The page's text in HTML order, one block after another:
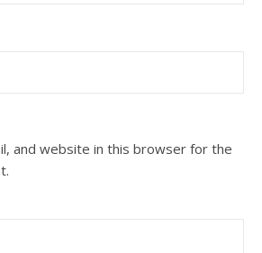
and website in this browser for the